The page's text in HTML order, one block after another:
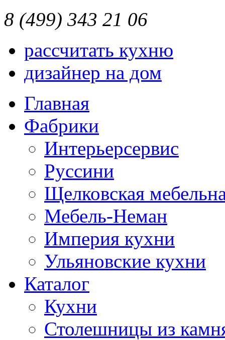
8 (499) 343 21 06
рассчитать кухню
дизайнер на дом
Главная
Фабрики
Интерьерсервис
Руссини
Щелковская
Мебель-Неман
Империя кухни
Ульяновские кухни
Каталог
Кухни
Столешницы из